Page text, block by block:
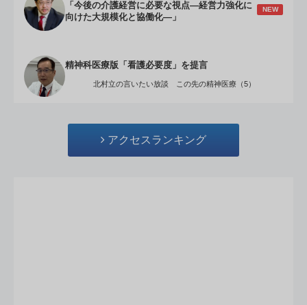
「今後の介護経営に必要な視点―経営力強化に
向けた大規模化と協働化―」
NEW
精神科医療版「看護必要度」を提言
北村立の言いたい放談 この先の精神医療（5）
アクセスランキング